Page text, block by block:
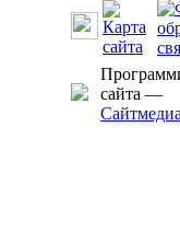
сайта —
Сайтмедиа